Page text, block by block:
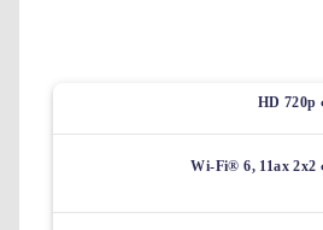
HD 720p
Wi-Fi® 6, 11ax 2x2